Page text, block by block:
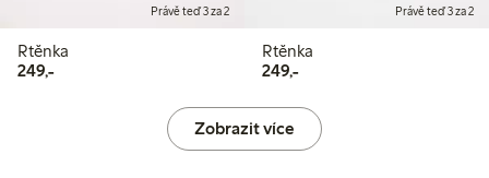
Právě teď 3 za 2
Rtěnka
249,-249,00 Kč
Právě teď 3 za 2
Rtěnka
249,-249,00 Kč
Zobrazit více